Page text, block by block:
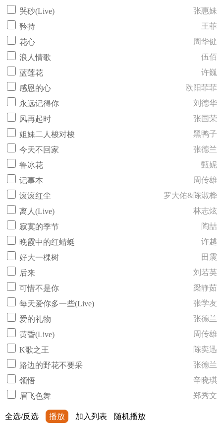
哭砂(Live)
张惠妹
矜持
王菲
花心
周华健
浪人情歌
伍佰
蓝莲花
许巍
感恩的心
欧阳菲菲
永远记得你
刘德华
风再起时
张国荣
姐妹二人梭对梭
黑鸭子
今天不回家
张德兰
鲁冰花
甄妮
记事本
周传雄
滚滚红尘
罗大佑&陈淑桦
离人(Live)
林志炫
寂寞的季节
陶喆
晚霞中的红蜻蜓
许越
好大一棵树
田震
后来
刘若英
可惜不是你
梁静茹
每天爱你多一些(Live)
张学友
爱的礼物
张德兰
黄昏(Live)
周传雄
K歌之王
陈奕迅
路边的野花不要采
张德兰
领悟
辛晓琪
眉飞色舞
郑秀文
全选/反选 播放 加入列表 随机播放